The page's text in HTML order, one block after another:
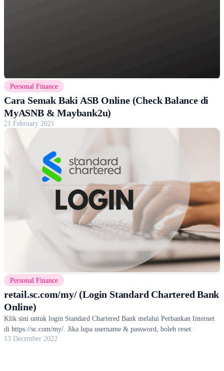
Personal Finance
Cara Semak Baki ASB Online (Check Balance di
MyASNB & Maybank2u)
21 February 2021
Personal Finance
retail.sc.com/my/ (Login Standard Chartered Bank
Online)
Klik sini untuk login Standard Chartered Bank melalui Perbankan Internet
di https://sc.com/my/. Jika lupa username & password, boleh reset.
13 December 2022